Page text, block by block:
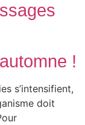
!
s’intensifient,
doit